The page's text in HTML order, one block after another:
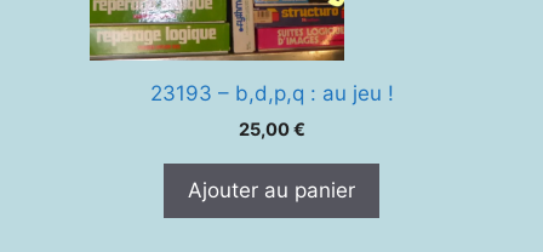
23193 – b,d,p,q : au jeu !
25,00€
Ajouter au panier